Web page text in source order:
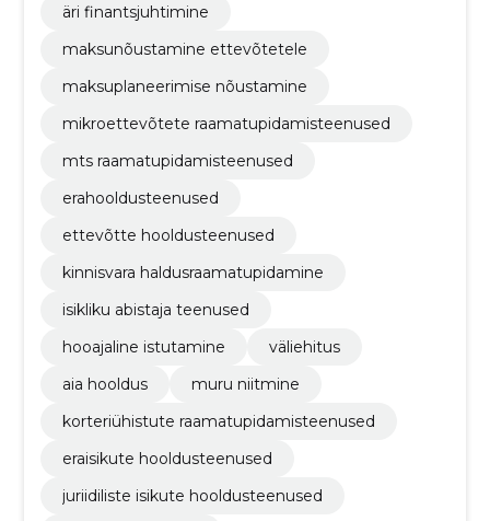
äri finantsjuhtimine
maksunõustamine ettevõtetele
maksuplaneerimise nõustamine
mikroettevõtete raamatupidamisteenused
mts raamatupidamisteenused
erahooldusteenused
ettevõtte hooldusteenused
kinnisvara haldusraamatupidamine
isikliku abistaja teenused
hooajaline istutamine
väliehitus
aia hooldus
muru niitmine
korteriühistute raamatupidamisteenused
eraisikute hooldusteenused
juriidiliste isikute hooldusteenused